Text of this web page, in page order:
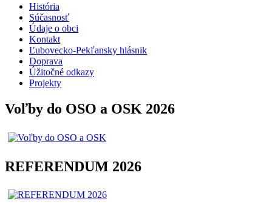
História
Súčasnosť
Údaje o obci
Kontakt
Ľubovecko-Pekľansky hlásnik
Doprava
Úžitočné odkazy
Projekty
Voľby do OSO a OSK 2026
REFERENDUM 2026